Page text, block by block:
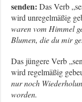
senden: Das Verb
wird unregelmäßig
waren vom Himmel
Blumen, die du mir
Das jüngere Verb
wird regelmäßig
nur noch
worden.